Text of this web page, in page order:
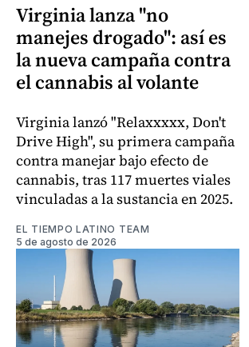
Virginia lanza "no
manejes drogado": así es
la nueva campaña contra
el cannabis al volante
Virginia lanzó "Relaxxxxx, Don't
Drive High", su primera campaña
contra manejar bajo efecto de
cannabis, tras 117 muertes viales
vinculadas a la sustancia en 2025.
EL TIEMPO LATINO TEAM
5 de agosto de 2026